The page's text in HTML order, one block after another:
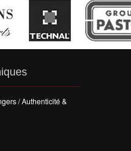
/ Authenticité &